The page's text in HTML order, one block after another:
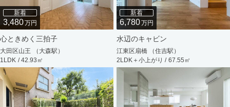
新着
3,480万円
心ときめく三拍子
大田区山王 （大森駅）
1LDK / 42.93㎡
新着
6,780万円
水辺のキャビン
江東区扇橋 （住吉駅）
2LDK＋小上がり / 67.55㎡